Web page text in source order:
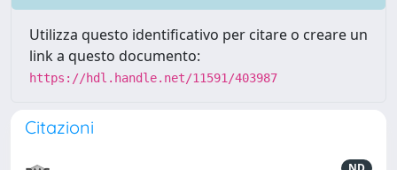
Utilizza questo identificativo per citare o creare un
link a questo documento:
https://hdl.handle.net/11591/403987
Citazioni